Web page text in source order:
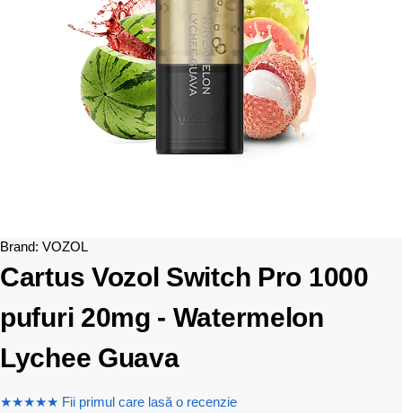
Brand: VOZOL
Cartus Vozol Switch Pro 1000
pufuri 20mg - Watermelon
Lychee Guava
★★★★★ Fii primul care lasă o recenzie